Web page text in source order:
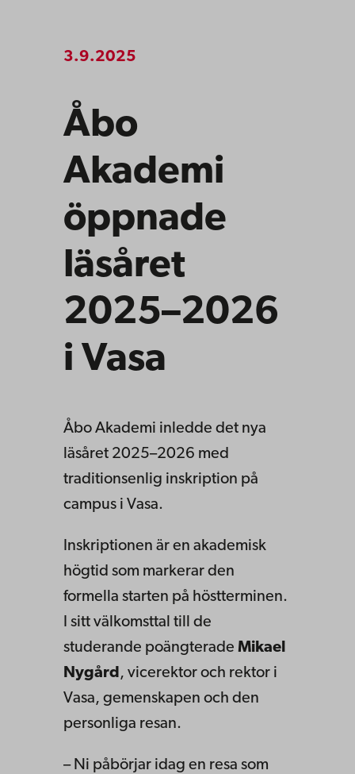
3.9.2025
Åbo
Akademi
öppnade
läsåret
2025–2026
i Vasa
Åbo Akademi inledde det nya
läsåret 2025–2026 med
traditionsenlig inskription på
campus i Vasa.
Inskriptionen är en akademisk
högtid som markerar den
formella starten på höstterminen.
I sitt välkomsttal till de
studerande poängterade Mikael
Nygård , vicerektor och rektor i
Vasa, gemenskapen och den
personliga resan.
– Ni påbörjar idag en resa som